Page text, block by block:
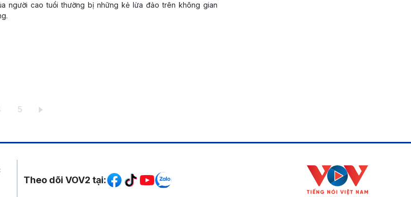
người cao tuổi thường bị những kẻ lừa đảo trên không gian
Trang
5
Mạng xã hội
Theo dõi VOV2 tại: